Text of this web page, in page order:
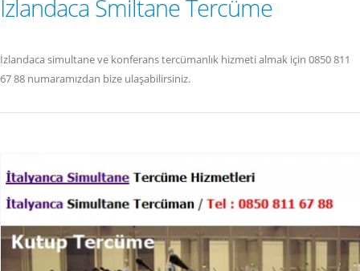
İzlandaca Smiltane Tercüme
İzlandaca simultane ve konferans tercümanlık hizmeti almak için 0850 811
67 88 numaramızdan bize ulaşabilirsiniz.